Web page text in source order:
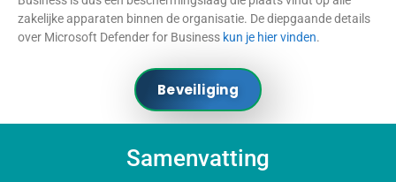
zakelijke apparaten binnen de organisatie. De diepgaande details
over Microsoft Defender for Business kun je hier vinden.
Beveiliging
Samenvatting